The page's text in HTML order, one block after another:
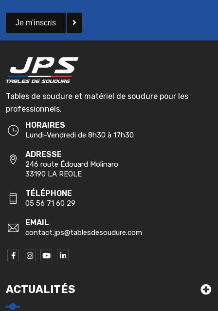
Je m'inscris
Tables de soudure et matériel de soudure pour les
professionnels.
HORAIRES
Lundi-Vendredi de 8h30 à 17h30
ADRESSE
246 route Édouard Molinaro
33190 LA REOLE
TÉLÉPHONE
05 56 71 60 29
EMAIL
contact.jps@tablesdesoudure.com
ACTUALITÉS